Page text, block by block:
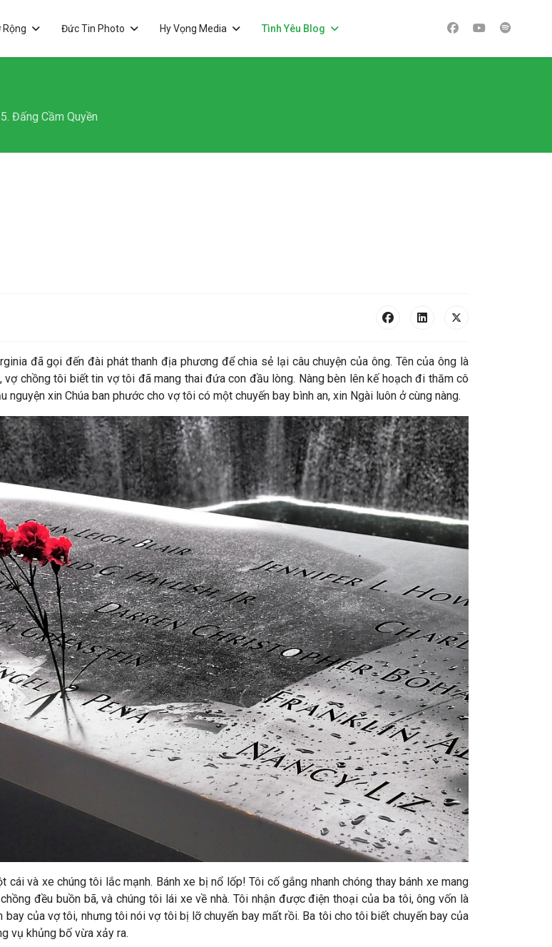
Rộng Đức Tin Photo Hy Vọng Media Tình Yêu Blog
Đấng Cầm Quyền
đã gọi đến đài phát thanh địa phương để chia sẻ lại câu chuyện của ông. Tên của ông là
chồng tôi biết tin vợ tôi đã mang thai đứa con đầu lòng. Nàng bèn lên kế hoạch đi thăm cô
xin Chúa ban phước cho vợ tôi có một chuyến bay bình an, xin Ngài luôn ở cùng nàng.
và xe chúng tôi lắc mạnh. Bánh xe bị nổ lốp! Tôi cố gắng nhanh chóng thay bánh xe mang
đều buồn bã, và chúng tôi lái xe về nhà. Tôi nhận được điện thoại của ba tôi, ông vốn là
của vợ tôi, nhưng tôi nói vợ tôi bị lỡ chuyến bay mất rồi. Ba tôi cho tôi biết chuyến bay của
vụ khủng bố vừa xảy ra.